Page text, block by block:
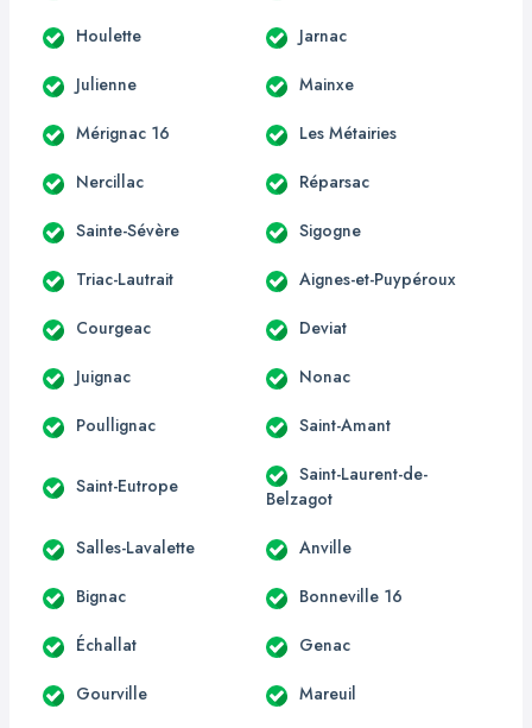
Houlette Jarnac
Julienne Mainxe
Mérignac 16 Les Métairies
Nercillac Réparsac
Sainte-Sévère Sigogne
Triac-Lautrait Aignes-et-Puypéroux
Courgeac Deviat
Juignac Nonac
Poullignac Saint-Amant
Saint-Eutrope
Saint-Laurent-de-
Belzagot
Salles-Lavalette Anville
Bignac Bonneville 16
Échallat Genac
Gourville Mareuil